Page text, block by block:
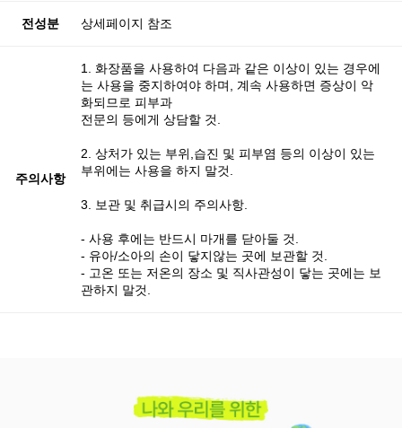
전성분 상세페이지 참조
주의사항
1. 화장품을 사용하여 다음과 같은 이상이 있는 경우에
는 사용을 중지하여야 하며, 계속 사용하면 증상이 악
화되므로 피부과
전문의 등에게 상담할 것.
2. 상처가 있는 부위,습진 및 피부염 등의 이상이 있는
부위에는 사용을 하지 말것.
3. 보관 및 취급시의 주의사항.
- 사용 후에는 반드시 마개를 닫아둘 것.
- 유아/소아의 손이 닿지않는 곳에 보관할 것.
- 고온 또는 저온의 장소 및 직사관성이 닿는 곳에는 보
관하지 말것.